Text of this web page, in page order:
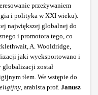
przeżywaniem
i polityka w XXI wieku).
największej globalnej do
i promotora tego, co
A. Wooldridge,
jaki wyeksportowano i
globalizacji został
tłem. We wstępie do
, arabista prof. Janusz